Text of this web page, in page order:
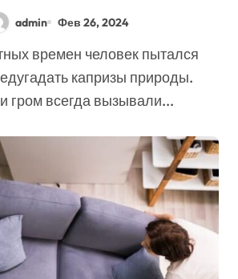
admin Фев 26, 2024
капризы природы.
гром всегда вызывали...